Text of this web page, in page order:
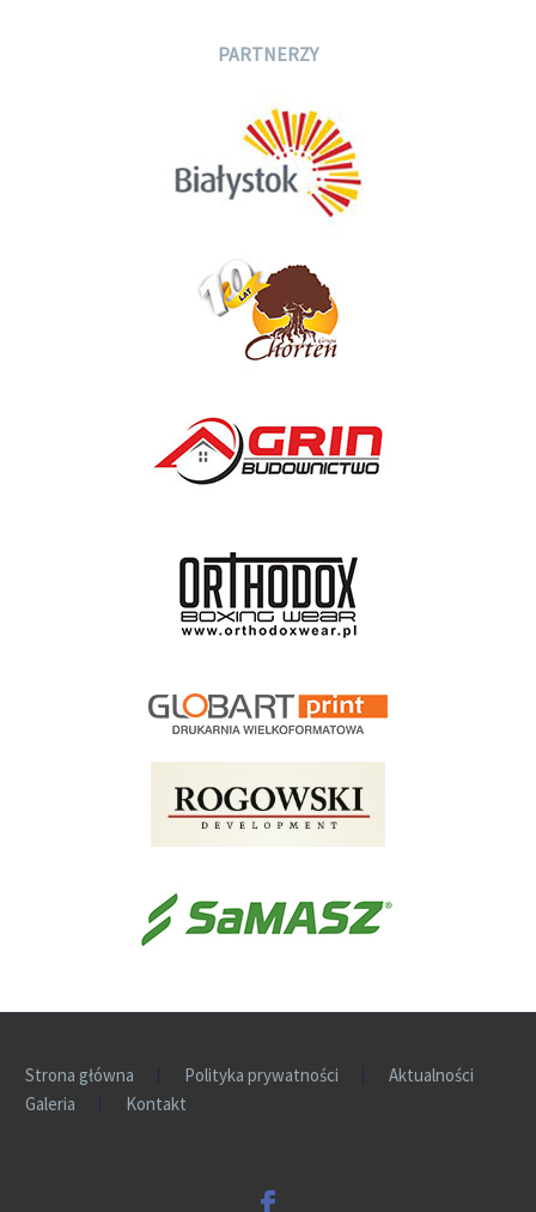
PARTNERZY
Strona główna Polityka prywatności
Aktualności
Galeria
Kontakt